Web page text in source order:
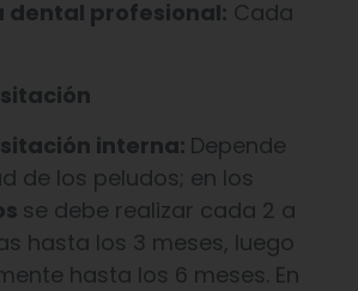
dental profesional: Cada
interna: Depende
de los peludos; en los
se debe realizar cada 2 a
hasta los 3 meses, luego
hasta los 6 meses. En